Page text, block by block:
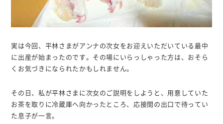
実は今回、平林さまがアンナの次女をお迎えいただいている最中
に出産が始まったのです。その場にいらっしゃった方は、おそら
くお気づきになられたかもしれません。
その日、私が平林さまに次女のご説明をしようと、用意していた
お茶を取りに冷蔵庫へ向かったところ、応接間の出口で待ってい
た息子が一言。